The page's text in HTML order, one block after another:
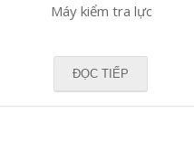
Máy kiểm tra lực
ĐỌC TIẾP